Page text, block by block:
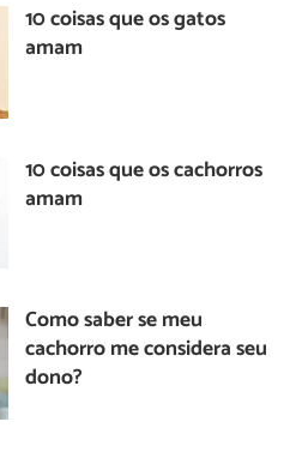
10 coisas que os gatos
amam
10 coisas que os cachorros
amam
Como saber se meu
cachorro me considera seu
dono?